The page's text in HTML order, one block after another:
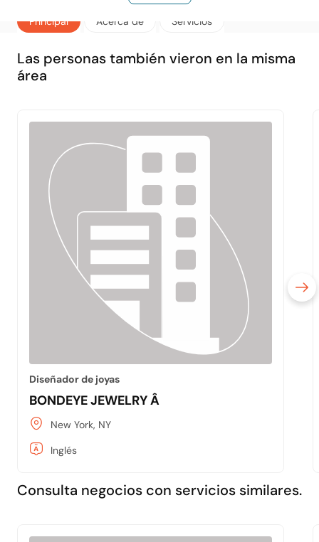
Principal Acerca de Servicios
Las personas también vieron en la misma
área
Diseñador de joyas
BONDEYE JEWELRY Â
New York, NY
Inglés
Consulta negocios con servicios similares.